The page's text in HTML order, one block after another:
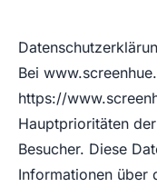
Bei
https://
Hauptprioritäten
Besucher. Diese
Informationen über